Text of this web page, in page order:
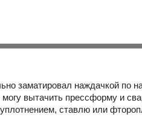
заматировал наждачкой по
вытачить прессформу и
уплотнением, ставлю или